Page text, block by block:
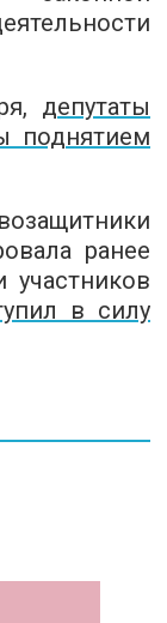
депутаты
поднятием
ранее
в силу